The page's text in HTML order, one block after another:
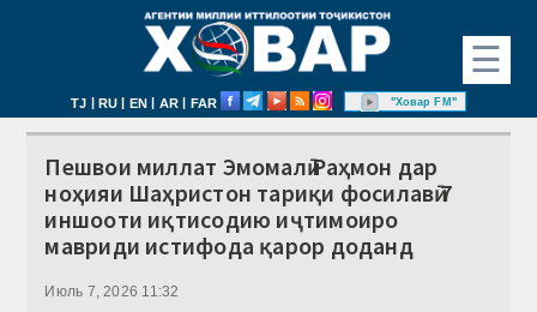
☰
TJ | RU | EN | AR | FAR "Ховар FM"
Пешвои миллат Эмомалӣ Раҳмон дар
ноҳияи Шаҳристон тариқи фосилавӣ 7
иншооти иқтисодию иҷтимоиро
мавриди истифода қарор доданд
Июль 7, 2026 11:32